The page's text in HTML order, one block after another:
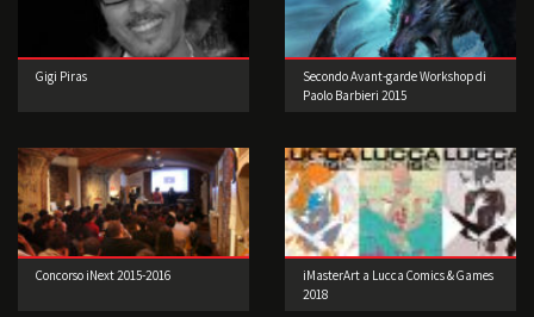
Gigi Piras
Secondo Avant-garde Workshop di
Paolo Barbieri 2015
Concorso iNext 2015-2016
iMasterArt a Lucca Comics & Games
2018